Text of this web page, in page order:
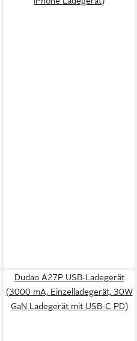
Dudao A27P USB-Ladegerät
(3000 mA, Einzelladegerät, 30W
GaN Ladegerät mit USB-C PD)